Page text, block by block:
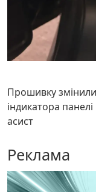
Прошивку змінили
індикатора
асист
Реклама